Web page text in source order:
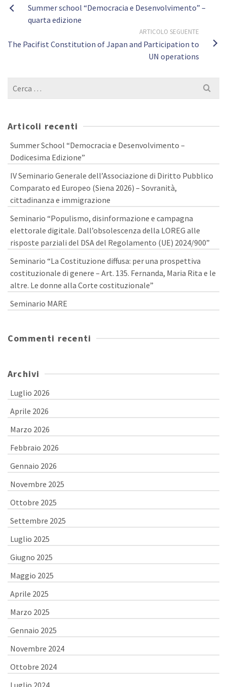
Summer school “Democracia e Desenvolvimento” –
quarta edizione
ARTICOLO SEGUENTE
The Pacifist Constitution of Japan and Participation to
UN operations
Cerca
Articoli recenti
Summer School “Democracia e Desenvolvimento –
Dodicesima Edizione”
IV Seminario Generale dell’Associazione di Diritto Pubblico
Comparato ed Europeo (Siena 2026) – Sovranità,
cittadinanza e immigrazione
Seminario “Populismo, disinformazione e campagna
elettorale digitale. Dall’obsolescenza della LOREG alle
risposte parziali del DSA del Regolamento (UE) 2024/900”
Seminario “La Costituzione diffusa: per una prospettiva
costituzionale di genere – Art. 135. Fernanda, Maria Rita e le
altre. Le donne alla Corte costituzionale”
Seminario MARE
Commenti recenti
Archivi
Luglio 2026
Aprile 2026
Marzo 2026
Febbraio 2026
Gennaio 2026
Novembre 2025
Ottobre 2025
Settembre 2025
Luglio 2025
Giugno 2025
Maggio 2025
Aprile 2025
Marzo 2025
Gennaio 2025
Novembre 2024
Ottobre 2024
Luglio 2024